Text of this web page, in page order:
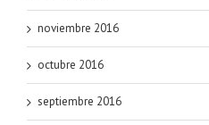
noviembre 2016
octubre 2016
septiembre 2016